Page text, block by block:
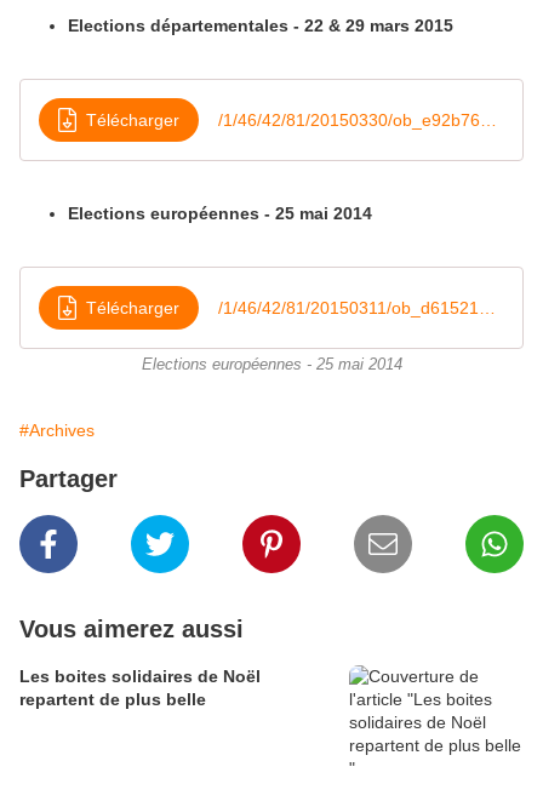
Elections départementales - 22 & 29 mars 2015
Télécharger
Elections européennes - 25 mai 2014
Télécharger
Elections européennes - 25 mai 2014
#Archives
Partager
Vous aimerez aussi
Les boites solidaires de Noël
repartent de plus belle